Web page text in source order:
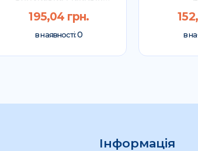
195,04 грн.
в наявності:0 в
Інформація